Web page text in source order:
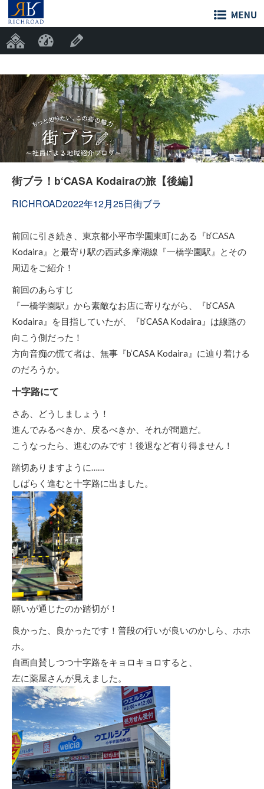
街ブラ！b‘CASA Kodairaの旅【後編】
投
者
RICHROAD投
日:
2022年12月25日カ
ゴ
リ
ー
街ブラ
前回に引き続き、東京都小平市学園東町にある『b‘CASA
Kodaira』と最寄り駅の西武多摩湖線『一橋学園駅』とその
周辺をご紹介！
前回のあらすじ
『一橋学園駅』から素敵なお店に寄りながら、『b‘CASA
Kodaira』を目指していたが、『b‘CASA Kodaira』は線路の
向こう側だった！
方向音痴の慌て者は、無事『b‘CASA Kodaira』に辿り着ける
のだろうか。
十字路にて
さあ、どうしましょう！
進んでみるべきか、戻るべきか、それが問題だ。
こうなったら、進むのみです！後退など有り得ません！
踏切ありますように……
しばらく進むと十字路に出ました。
願いが通じたのか踏切が！
良かった、良かったです！普段の行いが良いのかしら、ホホ
ホ。
自画自賛しつつ十字路をキョロキョロすると、
左に薬屋さんが見えました。
参加サイト